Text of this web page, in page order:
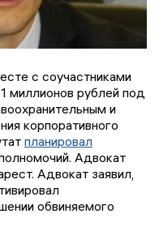
с соучастниками
миллионов рублей под
и
корпоративного
планировал
Адвокат
Адвокат заявил,
обвиняемого